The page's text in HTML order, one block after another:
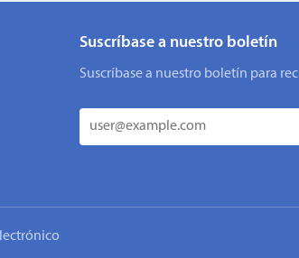
Suscríbase a nuestro boletín
Suscríbase a nuestro boletín para